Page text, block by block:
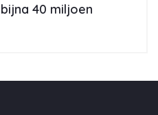
40 miljoen